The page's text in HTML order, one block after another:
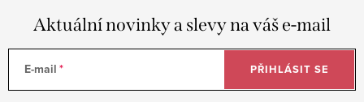
Aktuální novinky a slevy na váš e-mail
E-mail PŘIHLÁSIT SE